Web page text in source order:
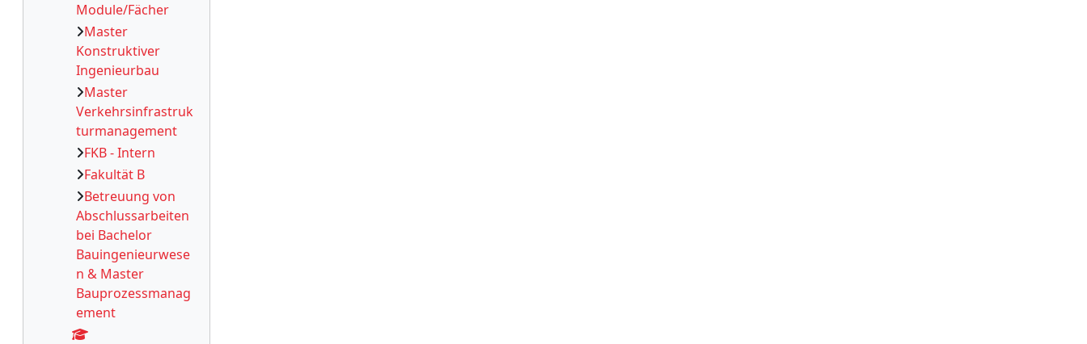
Module/Fächer
Master
Konstruktiver
Ingenieurbau
Master
Verkehrsinfrastruk
turmanagement
FKB - Intern
Fakultät B
Betreuung von
Abschlussarbeiten
bei Bachelor
Bauingenieurwese
n & Master
Bauprozessmanag
ement